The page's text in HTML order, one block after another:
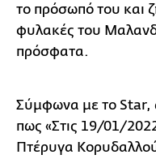
το πρόσωπό του και
φυλακές του
πρόσφατα.
Σύμφωνα με το Star,
πως «Στις 19/01/
Πτέρυγα